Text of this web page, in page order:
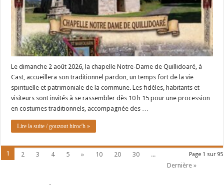
Le dimanche 2 août 2026, la chapelle Notre-Dame de Quillidoaré, à
Cast, accueillera son traditionnel pardon, un temps fort de la vie
spirituelle et patrimoniale de la commune. Les fidèles, habitants et
visiteurs sont invités à se rassembler dès 10 h 15 pour une procession
en costumes traditionnels, accompagnée des …
Lire la suite / gouzout hiroc'h »
Page 1 sur 95
1 2 3 4 5 » 10 20 30
...
Dernière »